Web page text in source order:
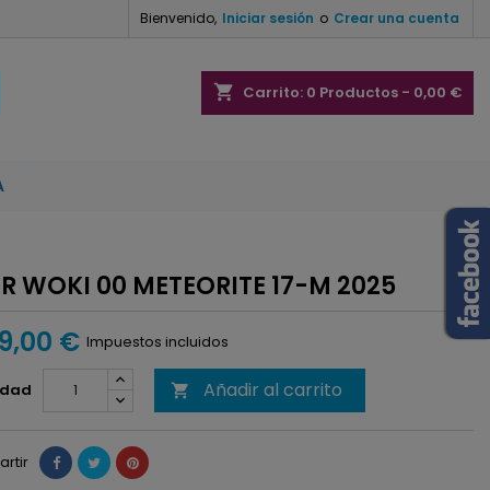
Bienvenido, Iniciar sesión o Crear una cuenta
shopping_cart Carrito: 0 Productos - 0,00 €
WOKI 00 METEORITE 17-M 2025
€ Impuestos incluidos
 Añadir al carrito